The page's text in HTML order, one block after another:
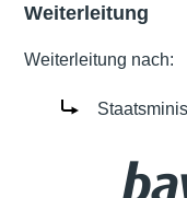
Weiterleitung
Weiterleitung nach: